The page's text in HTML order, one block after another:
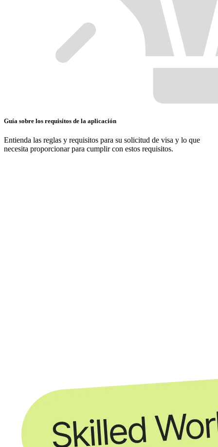
Guía sobre los requisitos de la aplicación
Entienda las reglas y requisitos para su solicitud de visa y lo que
necesita proporcionar para cumplir con estos requisitos.